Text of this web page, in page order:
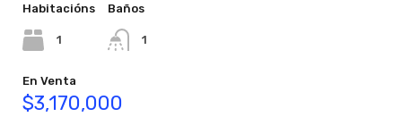
Habitacións
1
Baños
1
En Venta
$3,170,000